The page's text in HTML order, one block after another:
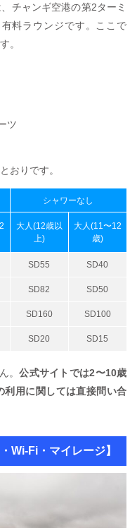
チャンギ空港の第2ターミ
料ラウンジです。ここで
。
ツ
おりです。
シャワーなし
大人(12歳以
上)
大人(11〜12
歳)
SD55 SD40
SD82 SD50
SD160 SD100
SD20 SD15
。公式サイトでは2〜10歳
利用に関しては直接問い合
Wi-Fi・マイレージ】